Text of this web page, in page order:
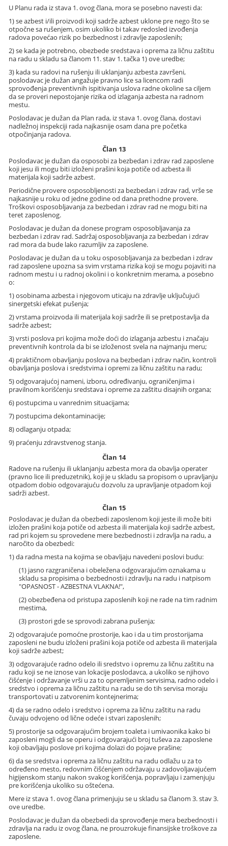
U Planu rada iz stava 1. ovog člana, mora se posebno navesti da:
1) se azbest i/ili proizvodi koji sadrže azbest uklone pre nego što se
otpočne sa rušenjem, osim ukoliko bi takav redosled izvođenja
radova povećao rizik po bezbednost i zdravlje zaposlenih;
2) se kada je potrebno, obezbede sredstava i oprema za ličnu zaštitu
na radu u skladu sa članom 11. stav 1. tačka 1) ove uredbe;
3) kada su radovi na rušenju ili uklanjanju azbesta završeni,
poslodavac je dužan angažuje pravno lice sa licencom radi
sprovođenja preventivnih ispitivanja uslova radne okoline sa ciljem
da se proveri nepostojanje rizika od izlaganja azbesta na radnom
mestu.
Poslodavac je dužan da Plan rada, iz stava 1. ovog člana, dostavi
nadležnoj inspekciji rada najkasnije osam dana pre početka
otpočinjanja radova.
Član 13
Poslodavac je dužan da osposobi za bezbedan i zdrav rad zaposlene
koji jesu ili mogu biti izloženi prašini koja potiče od azbesta ili
materijala koji sadrže azbest.
Periodične provere osposobljenosti za bezbedan i zdrav rad, vrše se
najkasnije u roku od jedne godine od dana prethodne provere.
Troškovi osposobljavanja za bezbedan i zdrav rad ne mogu biti na
teret zaposlenog.
Poslodavac je dužan da donese program osposobljavanja za
bezbedan i zdrav rad. Sadržaj osposobljavanja za bezbedan i zdrav
rad mora da bude lako razumljiv za zaposlene.
Poslodavac je dužan da u toku osposobljavanja za bezbedan i zdrav
rad zaposlene upozna sa svim vrstama rizika koji se mogu pojaviti na
radnom mestu i u radnoj okolini i o konkretnim merama, a posebno
o:
1) osobinama azbesta i njegovom uticaju na zdravlje uključujući
sinergetski efekat pušenja;
2) vrstama proizvoda ili materijala koji sadrže ili se pretpostavlja da
sadrže azbest;
3) vrsti poslova pri kojima može doći do izlaganja azbestu i značaju
preventivnih kontrola da bi se izloženost svela na najmanju meru;
4) praktičnom obavljanju poslova na bezbedan i zdrav način, kontroli
obavljanja poslova i sredstvima i opremi za ličnu zaštitu na radu;
5) odgovarajućoj nameni, izboru, određivanju, ograničenjima i
pravilnom korišćenju sredstava i opreme za zaštitu disajnih organa;
6) postupcima u vanrednim situacijama;
7) postupcima dekontaminacije;
8) odlaganju otpada;
9) praćenju zdravstvenog stanja.
Član 14
Radove na rušenju ili uklanjanju azbesta mora da obavlja operater
(pravno lice ili preduzetnik), koji je u skladu sa propisom o upravljanju
otpadom dobio odgovarajuću dozvolu za upravljanje otpadom koji
sadrži azbest.
Član 15
Poslodavac je dužan da obezbedi zaposlenom koji jeste ili može biti
izložen prašini koja potiče od azbesta ili materijala koji sadrže azbest,
rad pri kojem su sprovedene mere bezbednosti i zdravlja na radu, a
naročito da obezbedi:
1) da radna mesta na kojima se obavljaju navedeni poslovi budu:
(1) jasno razgraničena i obeležena odgovarajućim oznakama u
skladu sa propisima o bezbednosti i zdravlju na radu i natpisom
"OPASNOST - AZBESTNA VLAKNA!",
(2) obezbeđena od pristupa zaposlenih koji ne rade na tim radnim
mestima,
(3) prostori gde se sprovodi zabrana pušenja;
2) odgovarajuće pomoćne prostorije, kao i da u tim prostorijama
zaposleni ne budu izloženi prašini koja potiče od azbesta ili materijala
koji sadrže azbest;
3) odgovarajuće radno odelo ili sredstvo i opremu za ličnu zaštitu na
radu koji se ne iznose van lokacije poslodavca, a ukoliko se njihovo
čišćenje i održavanje vrši u za to opremljenim servisima, radno odelo i
sredstvo i oprema za ličnu zaštitu na radu se do tih servisa moraju
transportovati u zatvorenim kontejnerima;
4) da se radno odelo i sredstvo i oprema za ličnu zaštitu na radu
čuvaju odvojeno od lične odeće i stvari zaposlenih;
5) prostorije sa odgovarajućim brojem toaleta i umivaonika kako bi
zaposleni mogli da se operu i odgovarajući broj tuševa za zaposlene
koji obavljaju poslove pri kojima dolazi do pojave prašine;
6) da se sredstva i oprema za ličnu zaštitu na radu odlažu u za to
određeno mesto, redovnim čišćenjem održavaju u zadovoljavajućem
higijenskom stanju nakon svakog korišćenja, popravljaju i zamenjuju
pre korišćenja ukoliko su oštećena.
Mere iz stava 1. ovog člana primenjuju se u skladu sa članom 3. stav 3.
ove uredbe.
Poslodavac je dužan da obezbedi da sprovođenje mera bezbednosti i
zdravlja na radu iz ovog člana, ne prouzrokuje finansijske troškove za
zaposlene.